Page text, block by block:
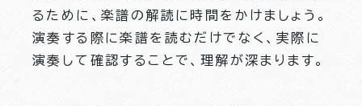
るために、楽譜の解読に時間をかけましょう。
演奏する際に楽譜を読むだけでなく、実際に
演奏して確認することで、理解が深まります。